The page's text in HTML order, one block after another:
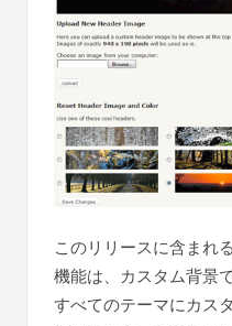
このリリースに含まれ
機能は、カスタム背景
すべてのテーマにカス